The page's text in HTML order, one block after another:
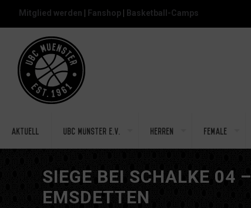
Mitglied werden Fanshop Basketball-Camps
Aktuell UBC Münster e.V. Herren Female
SIEGE BEI SCHALKE 04
EMSDETTEN